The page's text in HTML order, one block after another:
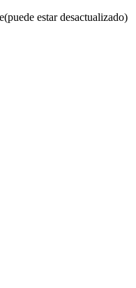
estar desactualizado)